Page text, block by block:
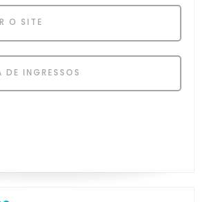
O SITE
DE INGRESSOS